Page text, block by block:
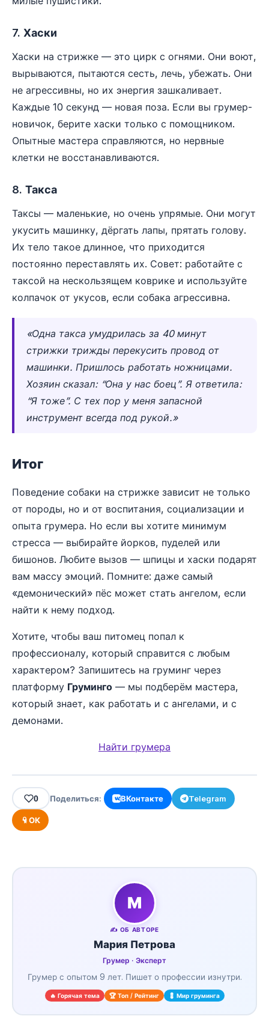
7. Хаски
Хаски на стрижке — это цирк с огнями. Они воют,
вырываются, пытаются сесть, лечь, убежать. Они
не агрессивны, но их энергия зашкаливает.
Каждые 10 секунд — новая поза. Если вы грумер-
новичок, берите хаски только с помощником.
Опытные мастера справляются, но нервные
клетки не восстанавливаются.
8. Такса
Таксы — маленькие, но очень упрямые. Они могут
укусить машинку, дёргать лапы, прятать голову.
Их тело такое длинное, что приходится
постоянно переставлять их. Совет: работайте с
таксой на нескользящем коврике и используйте
колпачок от укусов, если собака агрессивна.
«Одна такса умудрилась за 40 минут
стрижки трижды перекусить провод от
машинки. Пришлось работать ножницами.
Хозяин сказал: “Она у нас боец”. Я ответила:
“Я тоже”. С тех пор у меня запасной
инструмент всегда под рукой.»
Итог
Поведение собаки на стрижке зависит не только
от породы, но и от воспитания, социализации и
опыта грумера. Но если вы хотите минимум
стресса — выбирайте йорков, пуделей или
бишонов. Любите вызов — шпицы и хаски подарят
вам массу эмоций. Помните: даже самый
«демонический» пёс может стать ангелом, если
найти к нему подход.
Хотите, чтобы ваш питомец попал к
профессионалу, который справится с любым
характером? Запишитесь на груминг через
платформу Груминго — мы подберём мастера,
который знает, как работать и с ангелами, и с
демонами.
Найти грумера
0 Поделиться: ВКонтакте Telegram
ОК
М
✍️ ОБ АВТОРЕ
Мария Петрова
Грумер · Эксперт
Грумер с опытом 9 лет. Пишет о профессии изнутри.
🔥 Горячая тема 🏆 Топ / Рейтинг 💈 Мир груминга